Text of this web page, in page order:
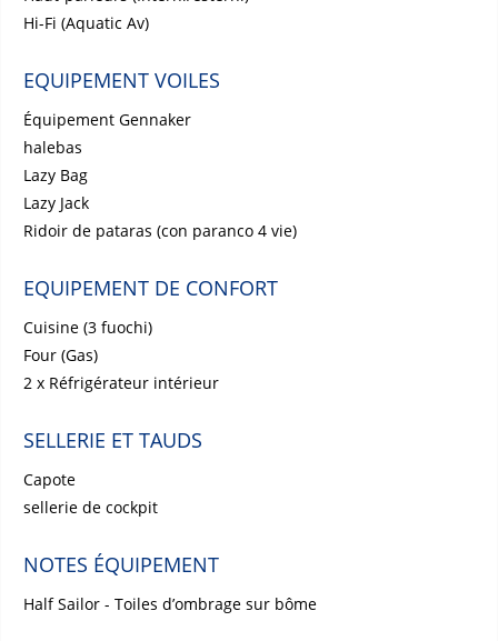
Hi-Fi (Aquatic Av)
EQUIPEMENT VOILES
Équipement Gennaker
halebas
Lazy Bag
Lazy Jack
Ridoir de pataras (con paranco 4 vie)
EQUIPEMENT DE CONFORT
Cuisine (3 fuochi)
Four (Gas)
2 x Réfrigérateur intérieur
SELLERIE ET TAUDS
Capote
sellerie de cockpit
NOTES ÉQUIPEMENT
Half Sailor - Toiles d’ombrage sur bôme